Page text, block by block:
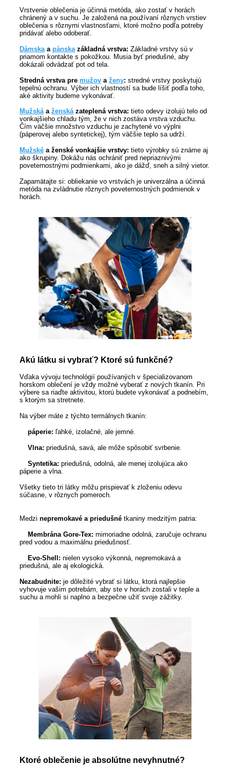
Vrstvenie oblečenia je účinná metóda, ako zostať v horách
chránený a v suchu. Je založená na používaní rôznych vrstiev
oblečenia s rôznymi vlastnosťami, ktoré možno podľa potreby
pridávať alebo odoberať.
Dámskaa pánskazákladná vrstva: Základné vrstvy sú v
priamom kontakte s pokožkou. Musia byť priedušné, aby
dokázali odvádzať pot od tela.
Stredná vrstva pre mužov a ženy: stredné vrstvy poskytujú
tepelnú ochranu. Výber ich vlastností sa bude líšiť podľa toho,
aké aktivity budeme vykonávať.
Mužskáa ženskázateplená vrstva: tieto odevy izolujú telo od
vonkajšieho chladu tým, že v nich zostáva vrstva vzduchu.
Čím väčšie množstvo vzduchu je zachytené vo výplni
(páperovej alebo syntetickej), tým väčšie teplo sa udrží.
Mužské a ženské vonkajšie vrstvy: tieto výrobky sú známe aj
ako škrupiny. Dokážu nás ochrániť pred nepriaznivými
poveternostnými podmienkami, ako je dážď, sneh a silný vietor.
Zapamätajte si: obliekanie vo vrstvách je univerzálna a účinná
metóda na zvládnutie rôznych poveternostných podmienok v
horách.
Akú látku si vybrať? Ktoré sú funkčné?
Vďaka vývoju technológií používaných v špecializovanom
horskom oblečení je vždy možné vyberať z nových tkanín. Pri
výbere sa riaďte aktivitou, ktorú budete vykonávať a podnebím,
s ktorým sa stretnete.
Na výber máte z týchto termálnych tkanín:
páperie: ľahké, izolačné, ale jemné.
Vlna: priedušná, savá, ale môže spôsobiť svrbenie.
Syntetika: priedušná, odolná, ale menej izolujúca ako
páperie a vlna.
Všetky tieto tri látky môžu prispievať k zloženiu odevu
súčasne, v rôznych pomeroch.
Medzi nepremokavé a priedušné tkaniny medzitým patria:
Membrána Gore-Tex: mimoriadne odolná, zaručuje ochranu
pred vodou a maximálnu priedušnosť.
Evo-Shell: nielen vysoko výkonná, nepremokavá a
priedušná, ale aj ekologická.
Nezabudnite: je dôležité vybrať si látku, ktorá najlepšie
vyhovuje vašim potrebám, aby ste v horách zostali v teple a
suchu a mohli si naplno a bezpečne užiť svoje zážitky.
Ktoré oblečenie je absolútne nevyhnutné?